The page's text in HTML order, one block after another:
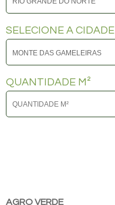
SELECIONE A CIDADE
QUANTIDADE M²
AGRO VERDE